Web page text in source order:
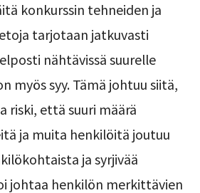
konkurssin tehneiden ja
tarjotaan jatkuvasti
nähtävissä suurelle
myös syy. Tämä johtuu siitä,
riski, että suuri määrä
ja muita henkilöitä joutuu
ja syrjivää
johtaa henkilön merkittävien